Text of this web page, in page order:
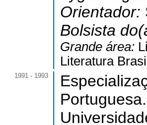
Orientador:
Bolsista
Grande área:
Literatura
1991 - 1993